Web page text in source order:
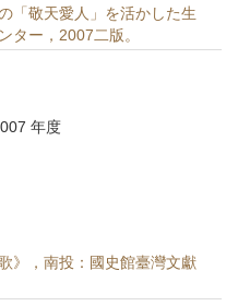
「敬天愛人」を活かした生
ター，2007二版。
年度
》，南投：國史館臺灣文獻